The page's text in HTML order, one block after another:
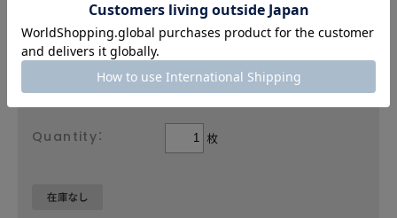
価格と在庫を一覧で確認する
−
枚